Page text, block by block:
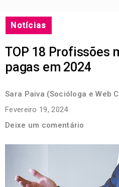
Notícias
TOP 18 Profissões
pagas em 2024
Sara Paiva (Socióloga e Web
Fevereiro 19, 2024
Deixe um comentário